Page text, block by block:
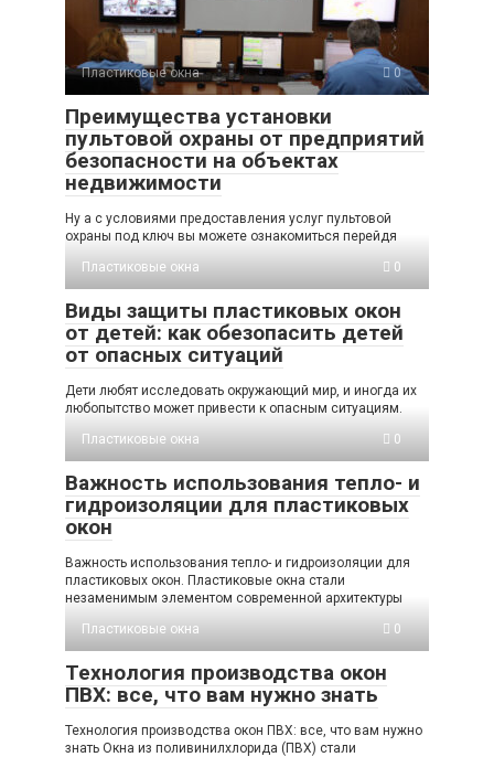
Пластиковые окна 0
Преимущества установки
пультовой охраны от предприятий
безопасности на объектах
недвижимости
Ну а с условиями предоставления услуг пультовой
охраны под ключ вы можете ознакомиться перейдя
Пластиковые окна
0
Виды защиты пластиковых окон
от детей: как обезопасить детей
от опасных ситуаций
Дети любят исследовать окружающий мир, и иногда их
любопытство может привести к опасным ситуациям.
Пластиковые окна
0
Важность использования тепло- и
гидроизоляции для пластиковых
окон
Важность использования тепло- и гидроизоляции для
пластиковых окон. Пластиковые окна стали
незаменимым элементом современной архитектуры
Пластиковые окна
0
Технология производства окон
ПВХ: все, что вам нужно знать
Технология производства окон ПВХ: все, что вам нужно
знать Окна из поливинилхлорида (ПВХ) стали